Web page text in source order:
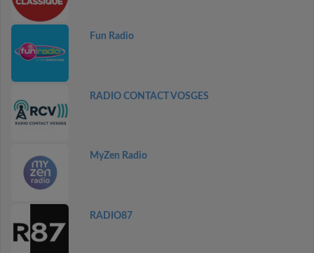
Fun Radio
RADIO CONTACT VOSGES
MyZen Radio
RADIO87